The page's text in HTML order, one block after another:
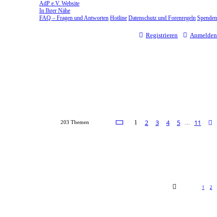
AdP e.V. Website
In Ihrer Nähe
FAQ – Fragen und Antworten Hotline Datenschutz und Forenregeln Spenden
Anmelden
Registrieren
203 Themen Seite von11
1 2 3 4 5 11
1 2